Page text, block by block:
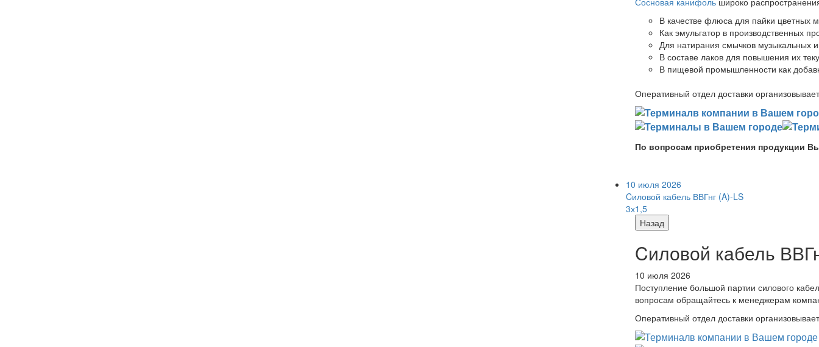
В качестве флюса для пайки цветных
Как эмульгатор в производственных
Для натирания смычков музыкальных
В составе лаков для повышения их
В пищевой промышленности как
Оперативный отдел доставки
По вопросам приобретения продукции
10 июля 2026
Cиловой кабель ВВГнг (A)-LS
3х1,5
Назад
Cиловой кабель
10 июля 2026
Поступление большой партии силового
вопросам обращайтесь к менеджерам
Оперативный отдел доставки